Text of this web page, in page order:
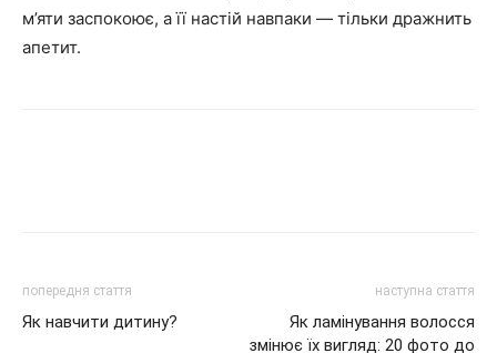
м’яти заспокоює, а її настій навпаки — тільки дражнить
апетит.
попередня стаття
Як навчити дитину?
наступна стаття
Як ламінування волосся
змінює їх вигляд: 20 фото до